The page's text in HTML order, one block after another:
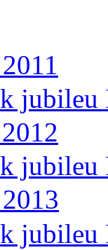
jubileu
jubileu